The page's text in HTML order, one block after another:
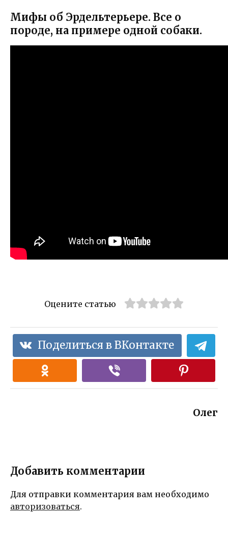
Мифы об Эрдельтерьере. Все о
породе, на примере одной собаки.
Оцените статью
Поделиться в ВКонтакте
Олег
Добавить комментарии
Для отправки комментария вам необходимо
авторизоваться.